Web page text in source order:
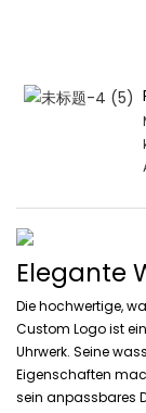
Elegante
Die hochwertige,
Custom Logo ist
Uhrwerk. Seine
Eigenschaften
sein anpassbares